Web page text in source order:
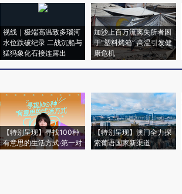
视线｜极端高温致多瑙河
水位跌破纪录 二战沉船与
猛犸象化石接连露出
加沙上百万流离失所者困
于“塑料烤箱” 高温引发健
康危机
【特别呈现】寻找100种
有意思的生活方式·第一对
【特别呈现】澳门全力探
索葡语国家新渠道